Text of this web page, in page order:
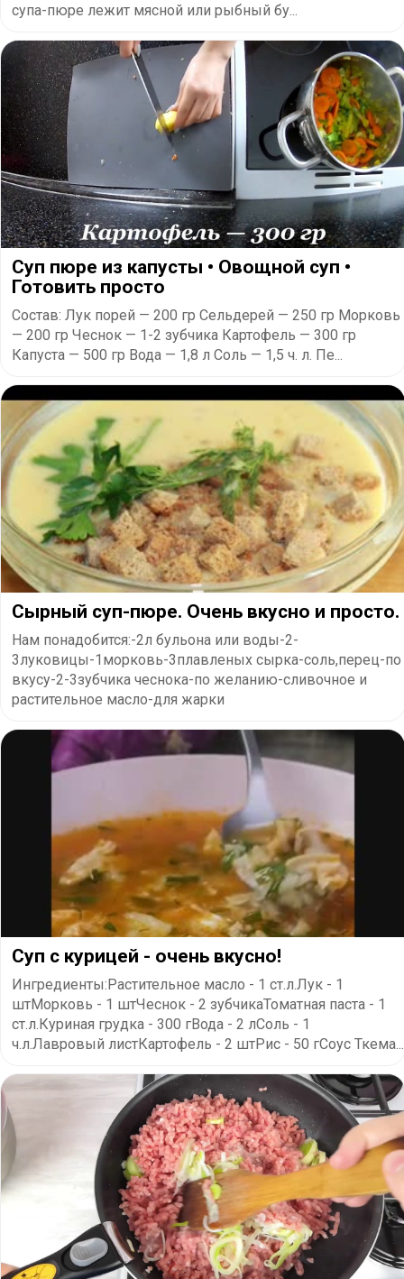
супа-пюре лежит мясной или рыбный бу...
Суп пюре из капусты • Овощной суп •
Готовить просто
Состав: Лук порей — 200 гр Сельдерей — 250 гр Морковь
— 200 гр Чеснок — 1-2 зубчика Картофель — 300 гр
Капуста — 500 гр Вода — 1,8 л Соль — 1,5 ч. л. Пе...
Сырный суп-пюре. Очень вкусно и просто.
Нам понадобится:-2л бульона или воды-2-
3луковицы-1морковь-3плавленых сырка-соль,перец-по
вкусу-2-3зубчика чеснока-по желанию-сливочное и
растительное масло-для жарки
Суп с курицей - очень вкусно!
Ингредиенты:Растительное масло - 1 ст.л.Лук - 1
штМорковь - 1 штЧеснок - 2 зубчикаТоматная паста - 1
ст.л.Куриная грудка - 300 гВода - 2 лСоль - 1
ч.л.Лавровый листКартофель - 2 штРис - 50 гСоус Ткема...